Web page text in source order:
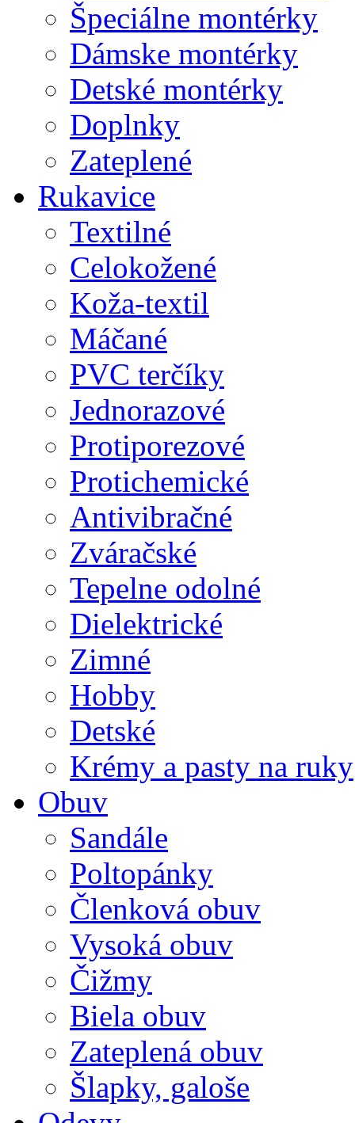
Špeciálne montérky
Dámske montérky
Detské montérky
Doplnky
Zateplené
Rukavice
Textilné
Celokožené
Koža-textil
Máčané
PVC terčíky
Jednorazové
Protiporezové
Protichemické
Antivibračné
Zváračské
Tepelne odolné
Dielektrické
Zimné
Hobby
Detské
Krémy a pasty na ruky
Obuv
Sandále
Poltopánky
Členková obuv
Vysoká obuv
Čižmy
Biela obuv
Zateplená obuv
Šlapky, galoše